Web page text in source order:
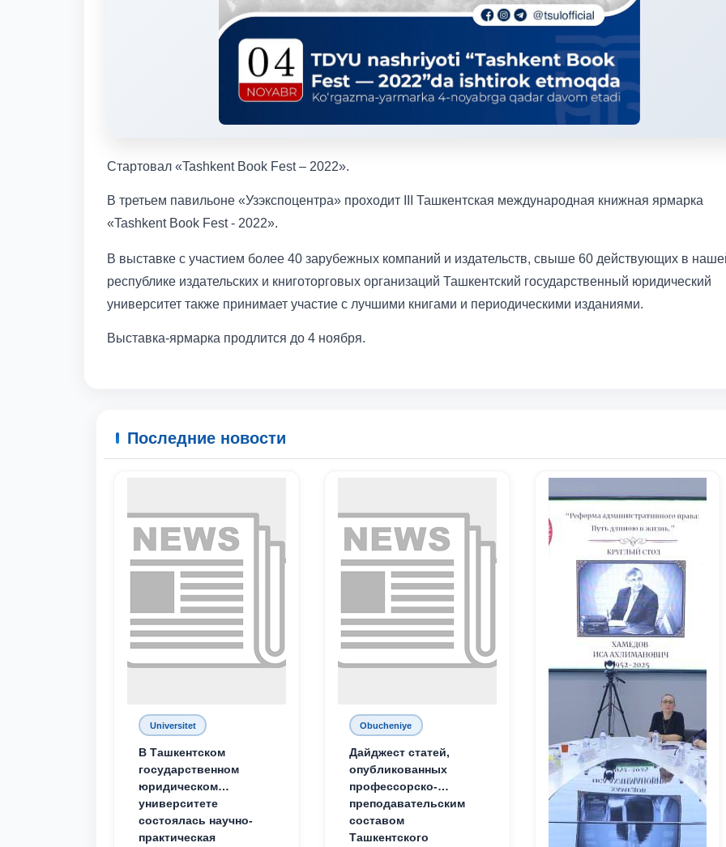
Стартовал «Tashkent Book Fest – 2022».
В третьем павильоне «Узэкспоцентра» проходит III Ташкентская международная книжная ярмарка
«Tashkent Book Fest - 2022».
В выставке с участием более 40 зарубежных компаний и издательств, свыше 60 действующих в
республике издательских и книготорговых организаций Ташкентский государственный юридический
университет также принимает участие с лучшими книгами и периодическими изданиями.
Выставка-ярмарка продлится до 4 ноября.
Последние новости
Universitet
В Ташкентском
государственном
юридическом
университете
состоялась научно-
практическая
Obucheniye
Дайджест статей,
опубликованных
профессорско-
преподавательским
составом
Ташкентского